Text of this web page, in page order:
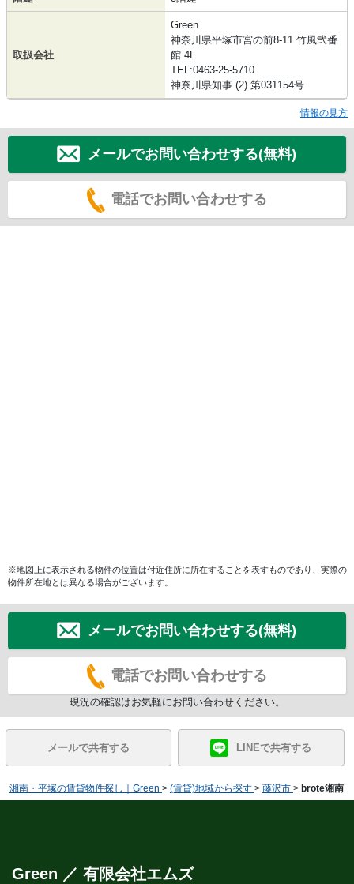
取扱会社
Green
神奈川県平塚市宮の前8-11 竹風弐番
館 4F
TEL:0463-25-5710
神奈川県知事 (2) 第031154号
情報の見方
メールでお問い合わせする(無料)
電話でお問い合わせする
※地図上に表示される物件の位置は付近住所に所在することを表すものであり、実際の
物件所在地とは異なる場合がございます。
メールでお問い合わせする(無料)
電話でお問い合わせする
現況の確認はお気軽にお問い合わせください。
メールで共有する LINEで共有する
湘南・平塚の賃貸物件探し｜Green > (賃貸)地域から探す > 藤沢市 > brote湘南
Green ／ 有限会社エムズ